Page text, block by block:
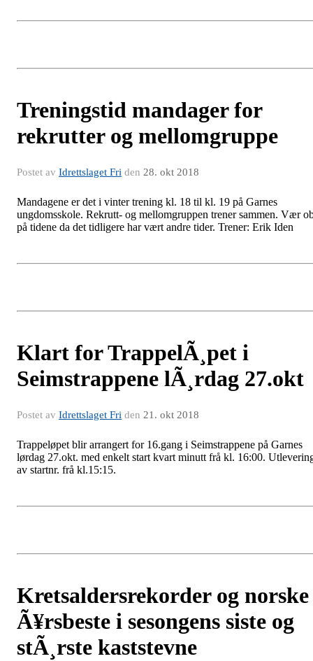
Treningstid mandager for
rekrutter og mellomgruppe
Postet av Idrettslaget Fri den 28. okt 2018
Mandagene er det i vinter trening kl. 18 til kl. 19 på Garnes
ungdomsskole. Rekrutt- og mellomgruppen trener sammen. Vær
på tidene da det tidligere har vært andre tider. Trener: Erik Iden
Klart for TrappelÃ¸pet i
Seimstrappene lÃ¸rdag 27.okt
Postet av Idrettslaget Fri den 21. okt 2018
Trappeløpet blir arrangert for 16.gang i Seimstrappene på Garnes
lørdag 27.okt. med enkelt start kvart minutt frå kl. 16:00.
av startnr. frå kl.15:15.
Kretsaldersrekorder og norske
Ã¥rsbeste i sesongens siste og
stÃ¸rste kaststevne